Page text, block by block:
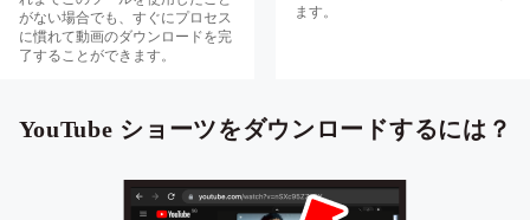
がない場合でも、すぐにプロセス
に慣れて動画のダウンロードを完
了することができます。
ます。
YouTube ショーツをダウンロードするには？